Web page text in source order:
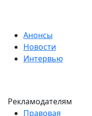
Анонсы
Новости
Интервью
Рекламодателям
Правовая